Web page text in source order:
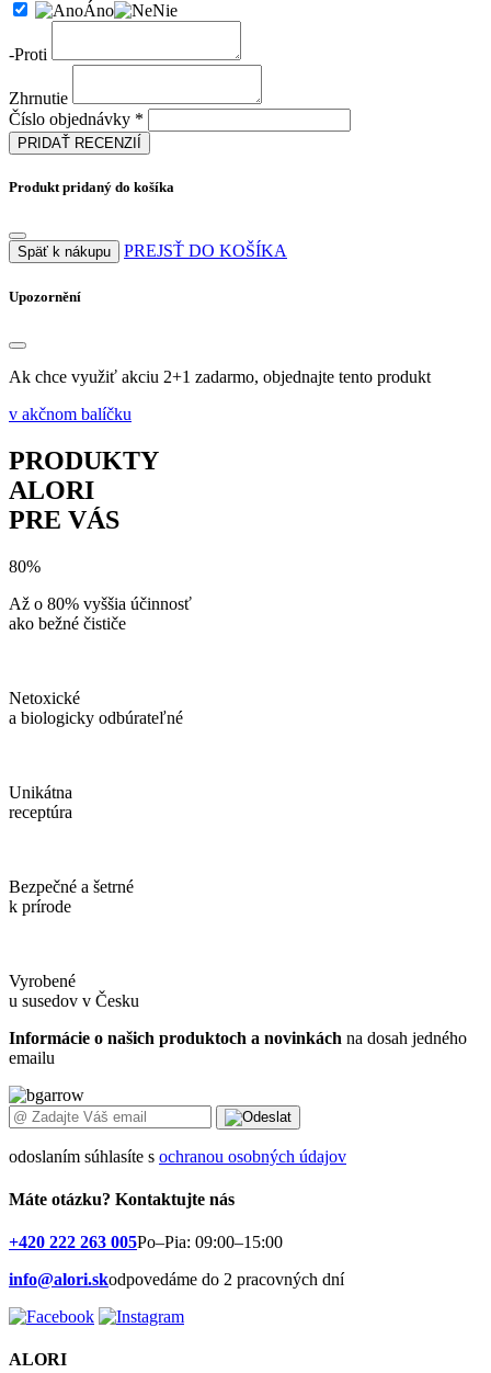
Áno Nie
-Proti
Zhrnutie
Číslo objednávky *
PRIDAŤ RECENZIÍ
Produkt pridaný do košíka
Späť k nákupu PREJSŤ DO KOŠÍKA
Upozornění
Ak chce využiť akciu 2+1 zadarmo, objednajte tento produkt
v akčnom balíčku
PRODUKTY
ALORI
PRE VÁS
80%
Až o 80% vyššia účinnosť
ako bežné čističe
Netoxické
a biologicky odbúrateľné
Unikátna
receptúra
Bezpečné a šetrné
k prírode
Vyrobené
u susedov v Česku
Informácie o našich produktoch a novinkách na dosah jedného
emailu
odoslaním súhlasíte s ochranou osobných údajov
Máte otázku? Kontaktujte nás
+420 222 263 005Po–Pia: 09:00–15:00
info@alori.skodpovedáme do 2 pracovných dní
ALORI